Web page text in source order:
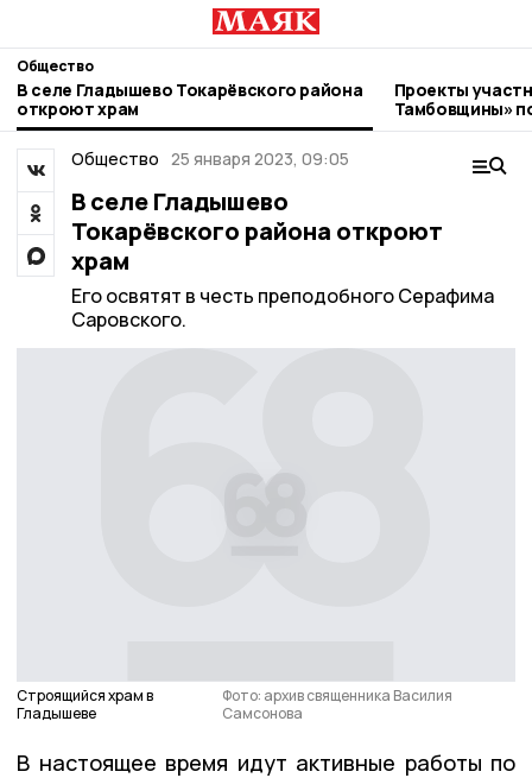
Общество
В селе Гладышево Токарёвского района
откроют храм
Проекты
Тамбовщины»
наставников
Общество 25 января 2023, 09:05
В селе Гладышево
Токарёвского района откроют
храм
Его освятят в честь преподобного Серафима
Саровского.
Строящийся храм в
Гладышеве
Фото: архив священника Василия
Самсонова
В настоящее время идут активные работы по